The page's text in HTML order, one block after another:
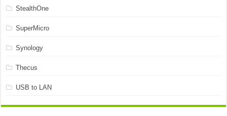
StealthOne
SuperMicro
Synology
Thecus
USB to LAN